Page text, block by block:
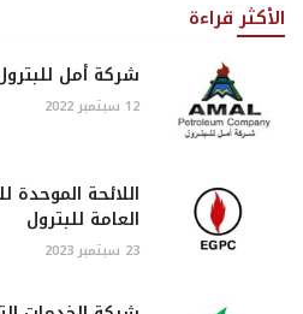
الأكثر قراءة
شركة أمل
12 سبتمبر 2022
اللائحة الموحدة
العامة للبترول
23 سبتمبر 2023